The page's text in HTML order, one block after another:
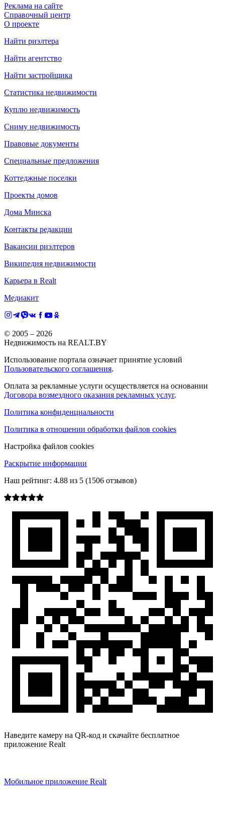
Реклама на сайте
Справочный центр
О проекте
Найти риэлтера
Найти агентство
Найти застройщика
Статистика недвижимости
Куплю недвижимость
Сниму недвижимость
Правовые документы
Специальные предложения
Коттеджные поселки
Проекты домов
Дома Минска
Контакты редакции
Вакансии риэлтеров
Википедия недвижимости
Карьера в Realt
Медиакит
© 2005 – 2026
Недвижимость на REALT.BY
Использование портала означает принятие условий
Пользовательского соглашения.
Оплата за рекламные услуги осуществляется на основании
Договора возмездного оказания рекламных услуг.
Политика конфиденциальности
Политика в отношении обработки файлов cookies
Настройка файлов cookies
Раскрытие информации
Наш рейтинг: 4.88 из 5 (1506 отзывов)
Наведите камеру на QR-код и скачайте бесплатное
приложение Realt
Мобильное приложение Realt